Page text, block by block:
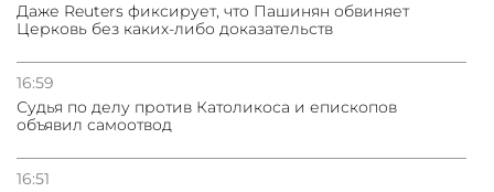
Даже Reuters фиксирует, что Пашинян обвиняет
Церковь без каких-либо доказательств
16:59
Судья по делу против Католикоса и епископов
объявил самоотвод
16:51
31.07.2026
погрануправления СНБ Армении в Тбилиси